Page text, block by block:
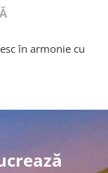
în armonie cu